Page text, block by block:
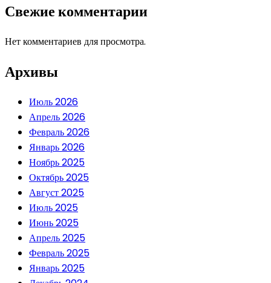
Свежие комментарии
Нет комментариев для просмотра.
Архивы
Июль 2026
Апрель 2026
Февраль 2026
Январь 2026
Ноябрь 2025
Октябрь 2025
Август 2025
Июль 2025
Июнь 2025
Апрель 2025
Февраль 2025
Январь 2025